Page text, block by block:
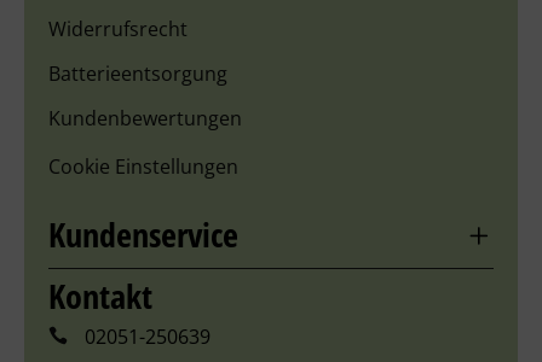
Widerrufsrecht
Batterieentsorgung
Kundenbewertungen
Cookie Einstellungen
Kundenservice
Kontakt
02051-250639